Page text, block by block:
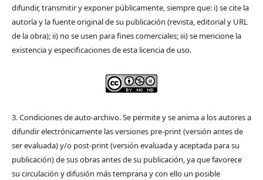
difundir, transmitir y exponer públicamente, siempre que: i) se cite la
autoría y la fuente original de su publicación (revista, editorial y URL
de la obra); ii) no se usen para fines comerciales; iii) se mencione la
existencia y especificaciones de esta licencia de uso.
3. Condiciones de auto-archivo. Se permite y se anima a los autores a
difundir electrónicamente las versiones pre-print (versión antes de
ser evaluada) y/o post-print (versión evaluada y aceptada para su
publicación) de sus obras antes de su publicación, ya que favorece
su circulación y difusión más temprana y con ello un posible